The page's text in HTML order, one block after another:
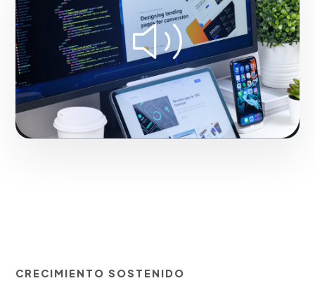
de los Caballeros.
Iniciar proyecto
CRECIMIENTO SOSTENIDO